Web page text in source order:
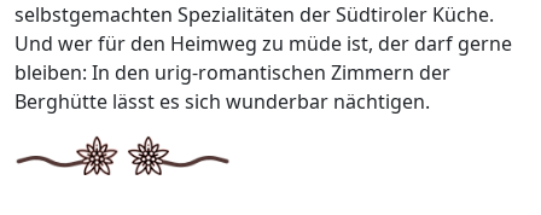
selbstgemachten Spezialitäten der Südtiroler Küche.
Und wer für den Heimweg zu müde ist, der darf gerne
bleiben: In den urig-romantischen Zimmern der
Berghütte lässt es sich wunderbar nächtigen.